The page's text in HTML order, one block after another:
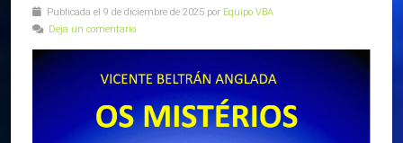
Publicada el 9 de diciembre de 2025 por Equipo VBA
Deja un comentario